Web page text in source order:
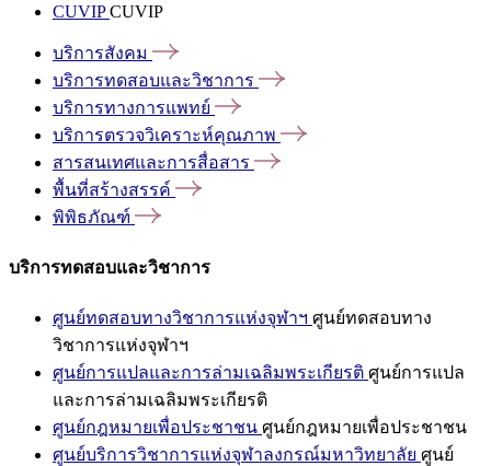
CUVIPCUVIP
บริการสังคม
บริการทดสอบและวิชาการ
บริการทางการแพทย์
บริการตรวจวิเคราะห์คุณภาพ
สารสนเทศและการสื่อสาร
พื้นที่สร้างสรรค์
พิพิธภัณฑ์
บริการทดสอบและวิชาการ
ศูนย์ทดสอบทางวิชาการแห่งจุฬาฯ ศูนย์ทดสอบทาง
วิชาการแห่งจุฬาฯ
ศูนย์การแปลและการล่ามเฉลิมพระเกียรติ ศูนย์การแปล
และการล่ามเฉลิมพระเกียรติ
ศูนย์กฎหมายเพื่อประชาชน ศูนย์กฎหมายเพื่อประชาชน
ศูนย์บริการวิชาการแห่งจุฬาลงกรณ์มหาวิทยาลัย ศูนย์